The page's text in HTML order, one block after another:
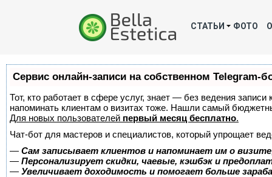
СТАТЬИ ФОТО
Сервис онлайн-записи на собственном Telegram-
Тот, кто работает в сфере услуг, знает — без ведения
напоминать клиентам о визитах тоже. Нашли самый
Для новых пользователей первый месяц бесплатно.
Чат-бот для мастеров и специалистов, который упрощает
— Сам записывает клиентов и напоминает им о
— Персонализирует скидки, чаевые, кэшбэк и
— Увеличивает доходимость и помогает больше